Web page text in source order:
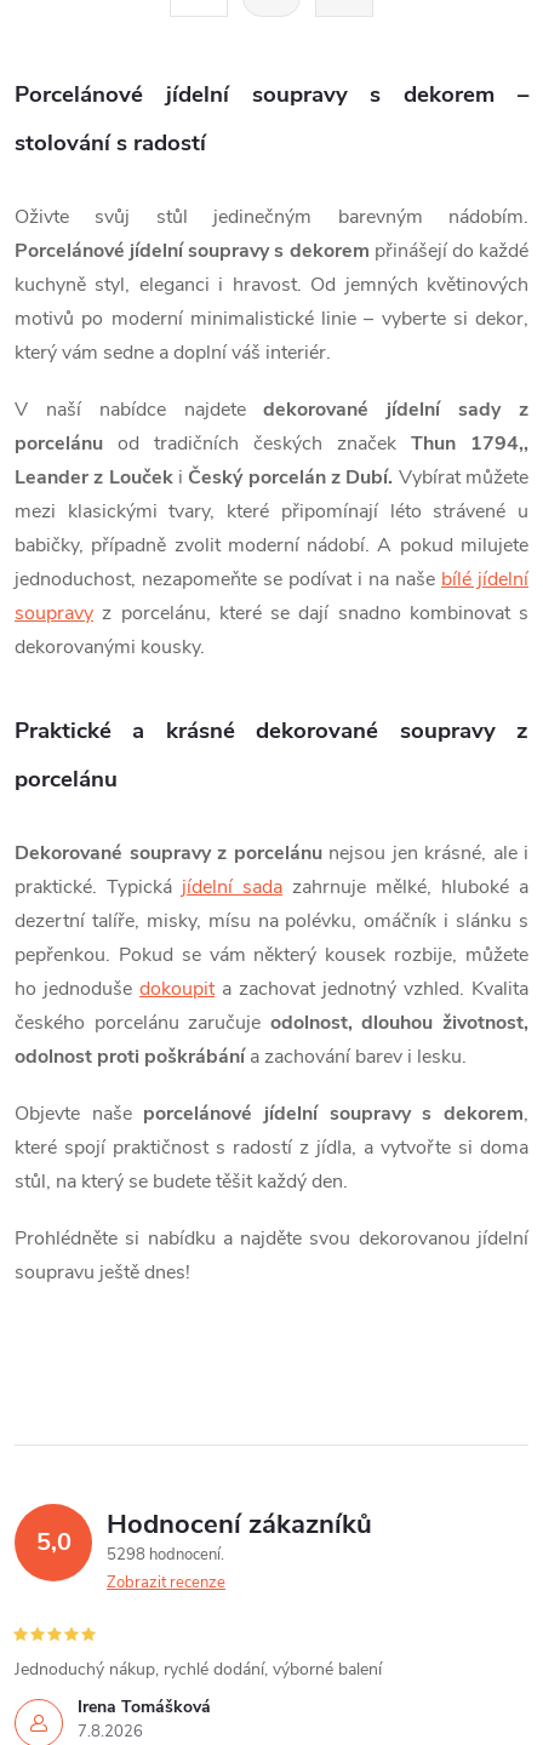
a
c
í
p
r
v
k
y
v
ý
p
i
u
á
n
k
v
á
n
í
Porcelánové jídelní soupravy s dekorem –
stolování s radostí
Oživte svůj stůl jedinečným barevným nádobím.
Porcelánové jídelní soupravy s dekorem přinášejí do každé
kuchyně styl, eleganci i hravost. Od jemných květinových
motivů po moderní minimalistické linie – vyberte si dekor,
který vám sedne a doplní váš interiér.
V naší nabídce najdetedekorované jídelní sady z
porcelánu od tradičních českých značek Thun 1794,,
Leander z Loučeki Český porcelán z Dubí. Vybírat můžete
mezi klasickými tvary, které připomínají léto strávené u
babičky, případně zvolit moderní nádobí. A pokud milujete
jednoduchost, nezapomeňte se podívat i na naše bílé jídelní
soupravy z porcelánu, které se dají snadno kombinovat s
dekorovanými kousky.
Praktické a krásné dekorované soupravy z
porcelánu
Dekorované soupravy z porcelánunejsou jen krásné, ale i
praktické. Typická jídelní sada zahrnuje mělké, hluboké a
dezertní talíře, misky, mísu na polévku, omáčník i slánku s
pepřenkou. Pokud se vám některý kousek rozbije, můžete
ho jednoduše dokoupita zachovat jednotný vzhled. Kvalita
českého porcelánu zaručuje odolnost, dlouhou životnost,
odolnost proti poškrábánía zachování barev i lesku.
Objevte naše porcelánové jídelní soupravy s dekorem,
které spojí praktičnost s radostí z jídla, a vytvořte si doma
stůl, na který se budete těšit každý den.
Prohlédněte si nabídku a najděte svou dekorovanou jídelní
soupravu ještě dnes!
5,0 Hodnocení zákazníků
5298 hodnocení
Zobrazit recenze
Irena Tomášková
7.8.2026
Jednoduchý nákup, rychlé dodání, výborné balení